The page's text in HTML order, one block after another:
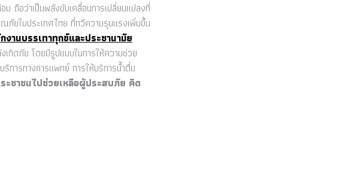
ถือว่าเป็นพลังขับเคลื่อนการเปลี่ยนแปลงที่
ในประเทศไทย ที่ทวีความรุนแรงเพิ่มขึ้น
งานบรรเทาทุกข์และประชานามัย
กิดภัย โดยมีรูปแบบในการให้ความช่วย
การทางการแพทย์ การให้บริการน้ำดื่ม
ะชาชนไปช่วยเหลือผู้ประสบภัย คิด